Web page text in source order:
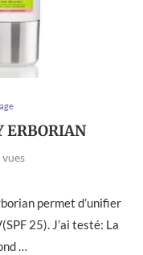
ERBORIAN
permet d’unifier
25). J’ai testé: La
…